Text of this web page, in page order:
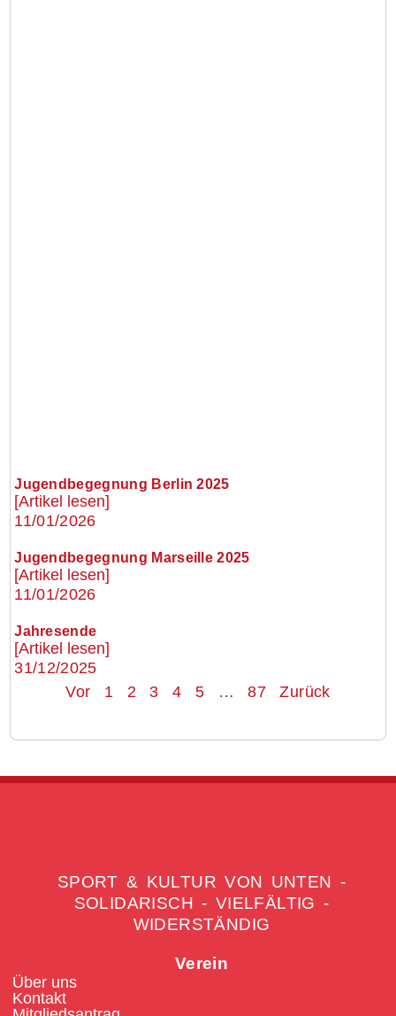
Jugendbegegnung Berlin 2025
[Artikel lesen]
11/01/2026
Jugendbegegnung Marseille 2025
[Artikel lesen]
11/01/2026
Jahresende
[Artikel lesen]
31/12/2025
Vor
1 2 3 4 5 … 87 Zurück
SPORT & KULTUR VON UNTEN -
SOLIDARISCH - VIELFÄLTIG -
WIDERSTÄNDIG
Verein
Über uns
Kontakt